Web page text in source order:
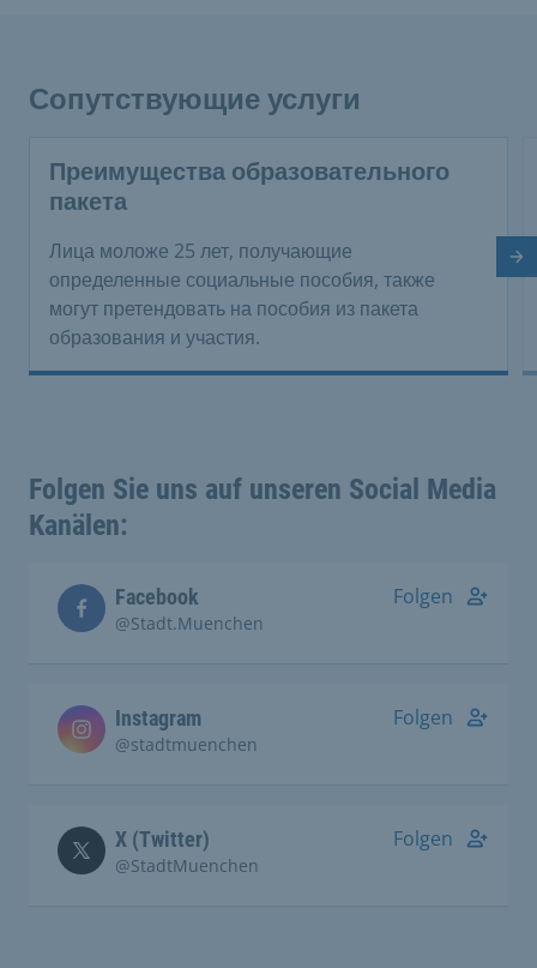
Сопутствующие услуги
Преимущества образовательного
пакета
Лица моложе 25 лет, получающие
определенные социальные пособия, также
могут претендовать на пособия из пакета
образования и участия.
Folgen Sie uns auf unseren Social Media
Kanälen:
Facebook
@Stadt.Muenchen
Folgen
Instagram
@stadtmuenchen
Folgen
X (Twitter)
@StadtMuenchen
Folgen